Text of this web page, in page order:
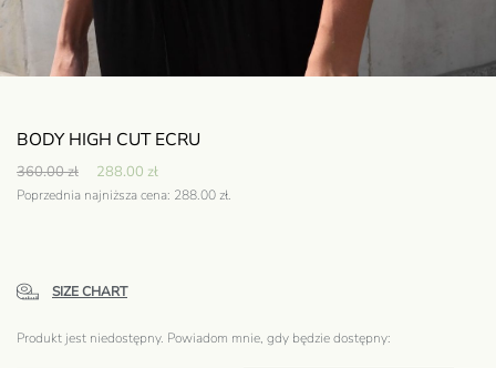
BODY HIGH CUT ECRU
360.00zł 288.00 zł
Poprzednia najniższa cena: 288.00zł.
SIZE CHART
Produkt jest niedostępny. Powiadom mnie, gdy będzie dostępny: